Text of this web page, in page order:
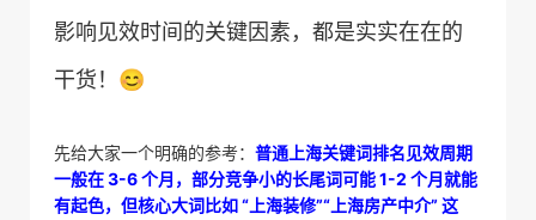
影响见效时间的关键因素，都是实实在在的
干货！😊
先给大家一个明确的参考： 普通上海关键词排名见效周期
一般在 3-6 个月，部分竞争小的长尾词可能 1-2 个月就能
有起色，但核心大词比如 “上海装修”“上海房产中介” 这